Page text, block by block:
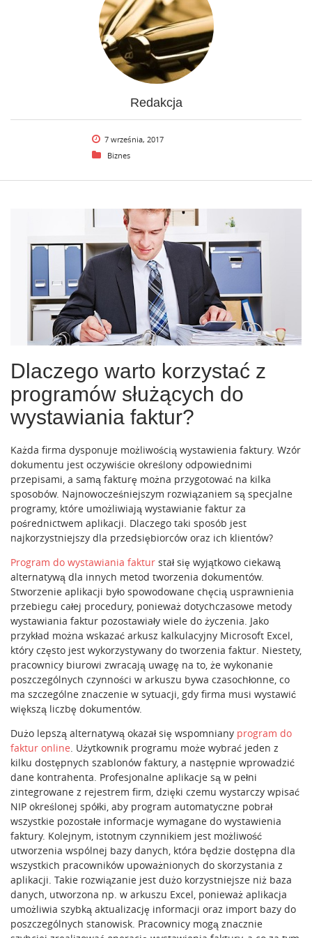
Redakcja
7 września, 2017
Biznes
Dlaczego warto korzystać z
programów służących do
wystawiania faktur?
Każda firma dysponuje możliwością wystawienia faktury. Wzór
dokumentu jest oczywiście określony odpowiednimi
przepisami, a samą fakturę można przygotować na kilka
sposobów. Najnowocześniejszym rozwiązaniem są specjalne
programy, które umożliwiają wystawianie faktur za
pośrednictwem aplikacji. Dlaczego taki sposób jest
najkorzystniejszy dla przedsiębiorców oraz ich klientów?
Program do wystawiania faktur stał się wyjątkowo ciekawą
alternatywą dla innych metod tworzenia dokumentów.
Stworzenie aplikacji było spowodowane chęcią usprawnienia
przebiegu całej procedury, ponieważ dotychczasowe metody
wystawiania faktur pozostawiały wiele do życzenia. Jako
przykład można wskazać arkusz kalkulacyjny Microsoft Excel,
który często jest wykorzystywany do tworzenia faktur. Niestety,
pracownicy biurowi zwracają uwagę na to, że wykonanie
poszczególnych czynności w arkuszu bywa czasochłonne, co
ma szczególne znaczenie w sytuacji, gdy firma musi wystawić
większą liczbę dokumentów.
Dużo lepszą alternatywą okazał się wspomniany program do
faktur online. Użytkownik programu może wybrać jeden z
kilku dostępnych szablonów faktury, a następnie wprowadzić
dane kontrahenta. Profesjonalne aplikacje są w pełni
zintegrowane z rejestrem firm, dzięki czemu wystarczy wpisać
NIP określonej spółki, aby program automatyczne pobrał
wszystkie pozostałe informacje wymagane do wystawienia
faktury. Kolejnym, istotnym czynnikiem jest możliwość
utworzenia wspólnej bazy danych, która będzie dostępna dla
wszystkich pracowników upoważnionych do skorzystania z
aplikacji. Takie rozwiązanie jest dużo korzystniejsze niż baza
danych, utworzona np. w arkuszu Excel, ponieważ aplikacja
umożliwia szybką aktualizację informacji oraz import bazy do
poszczególnych stanowisk. Pracownicy mogą znacznie